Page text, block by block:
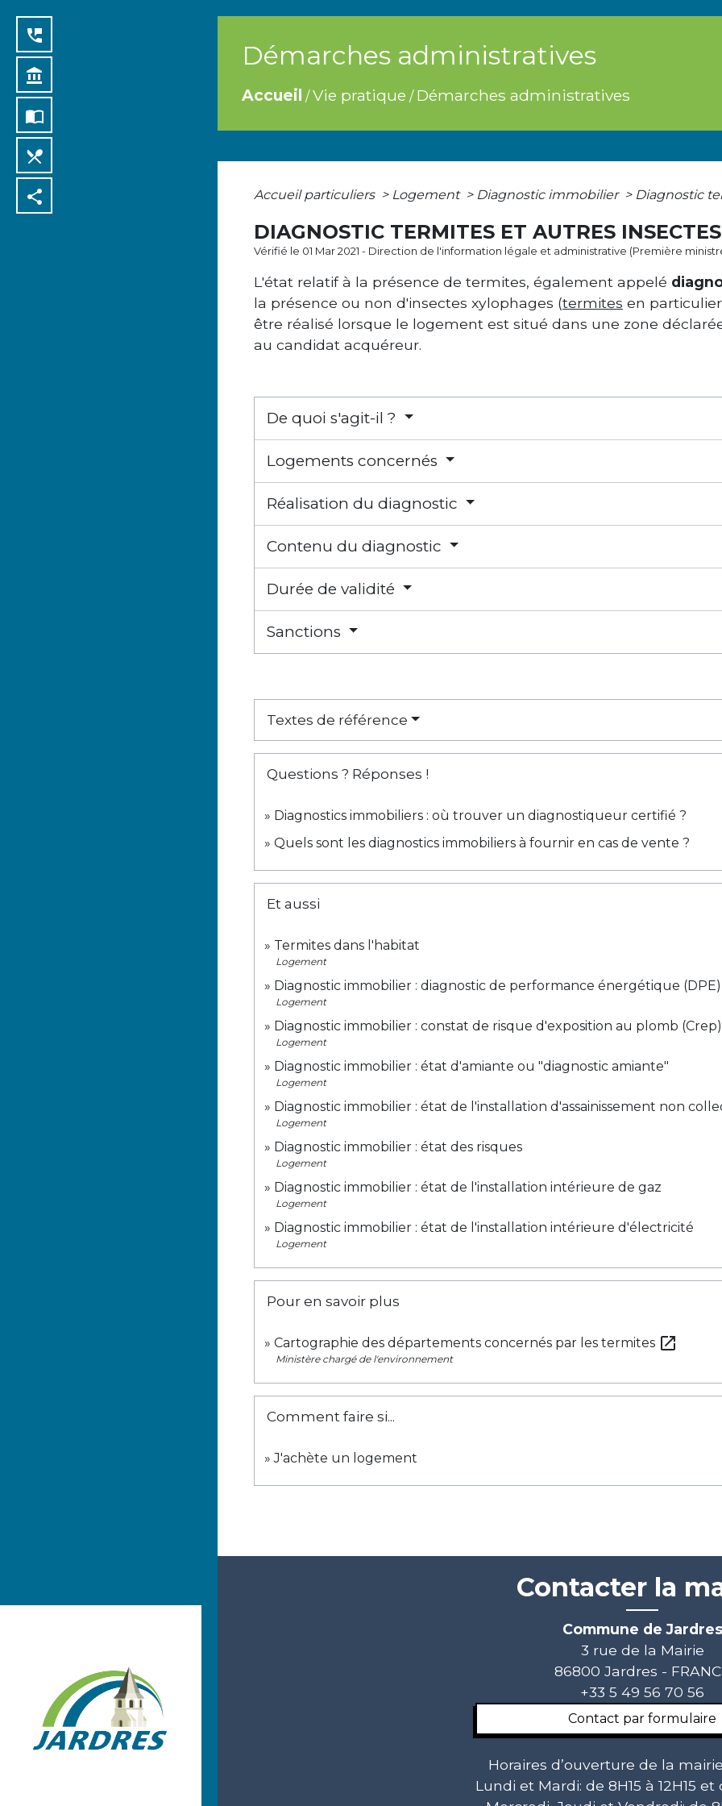
Démarches administratives
Accueil /Vie pratique / Démarches administratives
perm_phone_msg
account_balance
import_contacts
local_dining
share Accueil particuliers > Logement > Diagnostic immobilier > Diagnostic
DIAGNOSTIC TERMITES ET AUTRES
Vérifié le 01 Mar 2021 - Direction de l'information légale et administrative (Première
L'état relatif à la présence de termites, également appelé
la présence ou non d'insectes xylophages (termites en
être réalisé lorsque le logement est situé dans une zone
au candidat acquéreur.
De quoi s'agit-il ?
Logements concernés
Réalisation du diagnostic
Contenu du diagnostic
Durée de validité
Sanctions
Textes de référence
Questions ? Réponses !
Diagnostics immobiliers : où trouver un diagnostiqueur certifié ?
Quels sont les diagnostics immobiliers à fournir en cas de vente ?
Et aussi
Termites dans l'habitat
Logement
Diagnostic immobilier : diagnostic de performance énergétique (DPE)
Logement
Diagnostic immobilier : constat de risque d'exposition au plomb (Crep)
Logement
Diagnostic immobilier : état d'amiante ou "diagnostic amiante"
Logement
Diagnostic immobilier : état de l'installation d'assainissement non
Logement
Diagnostic immobilier : état des risques
Logement
Diagnostic immobilier : état de l'installation intérieure de gaz
Logement
Diagnostic immobilier : état de l'installation intérieure d'électricité
Logement
Pour en savoir plus
Cartographie des départements concernés par les termites open_in_new
Ministère chargé de l'environnement
Comment faire si...
J'achète un logement
Contacter la
Commune de Jardres
3 rue de la Mairie
86800 Jardres -
+33 5 49 56 70 56
Contact par formulaire
Horaires d’ouverture de la
Lundi et Mardi: de 8H15 à 12H15 et